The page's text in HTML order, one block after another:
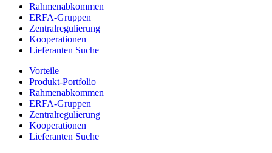
Rahmenabkommen
ERFA-Gruppen
Zentralregulierung
Kooperationen
Lieferanten Suche
Vorteile
Produkt-Portfolio
Rahmenabkommen
ERFA-Gruppen
Zentralregulierung
Kooperationen
Lieferanten Suche